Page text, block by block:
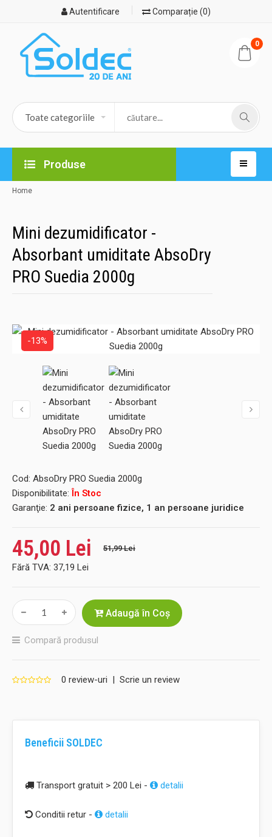
Autentificare Comparație (0)
0
Produse
Home
Mini dezumidificator -
Absorbant umiditate AbsoDry
PRO Suedia 2000g
-13%
Cod: AbsoDry PRO Suedia 2000g
Disponibilitate: În Stoc
Garanţie: 2 ani persoane fizice, 1 an persoane juridice
45,00 Lei 51,99 Lei
Fără TVA: 37,19 Lei
Adaugă în Coş
Compară produsul
0 review-uri | Scrie un review
Beneficii SOLDEC
Transport gratuit > 200 Lei - detalii
Conditii retur - detalii